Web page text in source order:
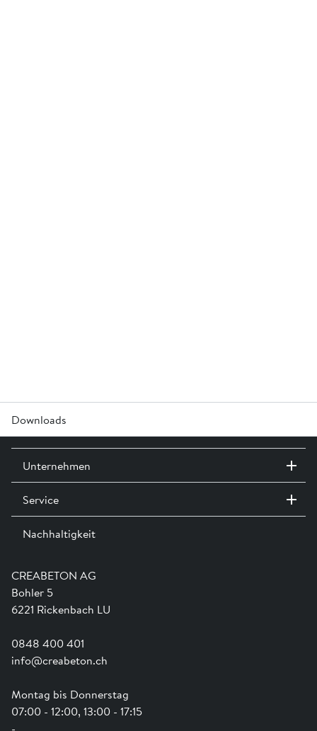
Downloads
Übersicht Verlegehilfsgeräte »
CREABETON AG
Bohler 5
6221 Rickenbach LU
0848 400 401
info@creabeton.ch
Montag bis Donnerstag
07:00 - 12:00, 13:00 - 17:15
Unternehmen
Kontakt / Standorte
Ausstellungen
Team
Ausbildung
Service
Dienstleistungen
Shop Hilfe
Anwendungsunterstützung
Newsletter
Nachhaltigkeit
Engagement
Swissness
Schwammstadt